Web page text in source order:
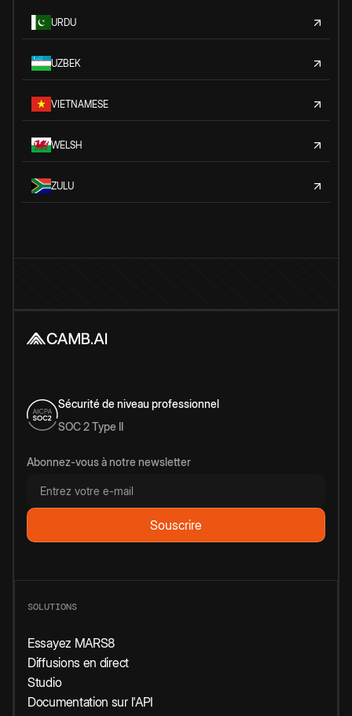
URDU
UZBEK
VIETNAMESE
WELSH
ZULU
Sécurité de niveau professionnel
SOC 2 Type II
Abonnez-vous à notre newsletter
SOLUTIONS
Essayez MARS8
Diffusions en direct
Studio
Documentation sur l'API